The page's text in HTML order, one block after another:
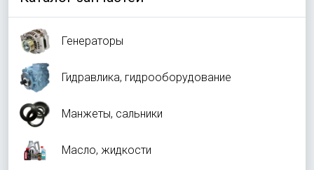
Генераторы
Гидравлика, гидрооборудование
Манжеты, сальники
Масло, жидкости